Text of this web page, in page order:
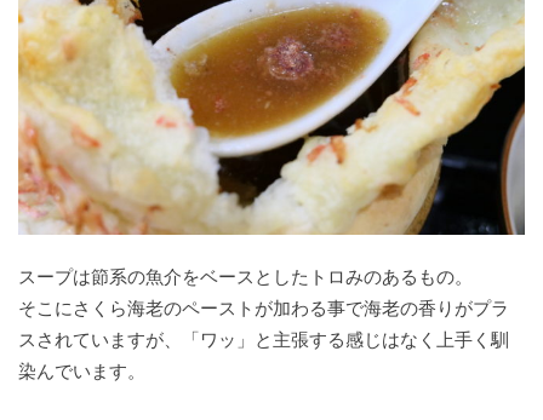
スープは節系の魚介をベースとしたトロみのあるもの。
そこにさくら海老のペーストが加わる事で海老の香りがプラ
スされていますが、「ワッ」と主張する感じはなく上手く馴
染んでいます。